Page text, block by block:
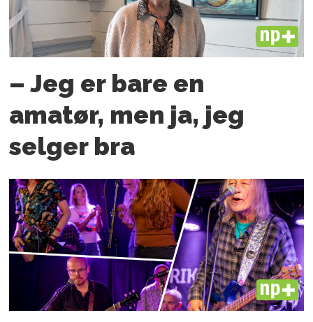
PLUS
– Jeg er bare en
amatør, men ja, jeg
selger bra
PLUS